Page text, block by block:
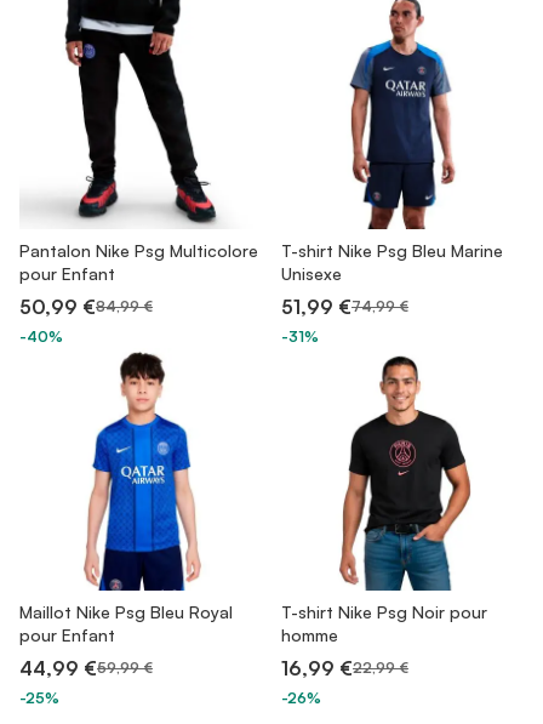
Pantalon Nike Psg Multicolore
pour Enfant
50,99 €84,99 €
-40%
T-shirt Nike Psg Bleu Marine
Unisexe
51,99 €74,99 €
-31%
Maillot Nike Psg Bleu Royal
pour Enfant
44,99 €59,99 €
-25%
T-shirt Nike Psg Noir pour
homme
16,99 €22,99 €
-26%